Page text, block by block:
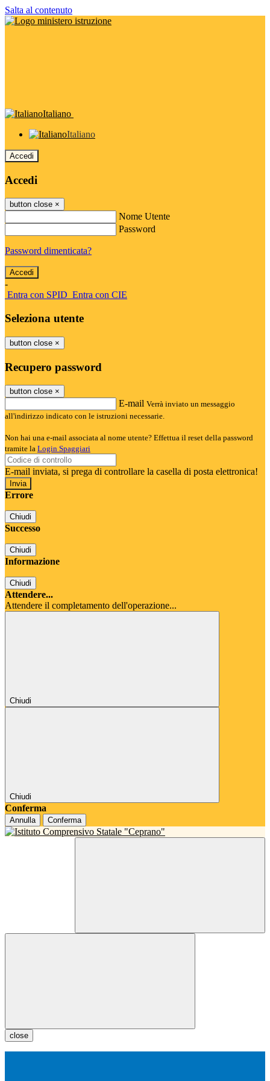
Salta al contenuto
Italiano
Italiano
Accedi
Accedi
button close ×
Nome Utente
Password
Password dimenticata?
-
Entra con SPID Entra con CIE
Seleziona utente
button close ×
Recupero password
button close ×
E-mail Verrà inviato un messaggio
all'indirizzo indicato con le istruzioni necessarie.
Non hai una e-mail associata al nome utente? Effettua il reset della password
tramite la Login Spaggiari
E-mail inviata, si prega di controllare la casella di posta elettronica!
Errore
Chiudi
Successo
Chiudi
Informazione
Chiudi
Attendere...
Attendere il completamento dell'operazione...
Chiudi
Chiudi
Conferma
Annulla Conferma
close